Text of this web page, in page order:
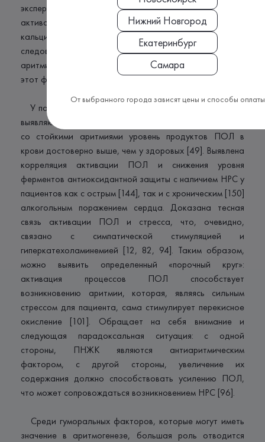
экспериментах убедительно доказывается роль
активации ПОЛ как фактора, нарушающего
кальциевый гомеостаз кардиомиоцита и,
следовательно, лежащего в основе реперфузионных
аритмий [176, 178, 280, 290, 294], то в других опытах
этот факт не подтверждается [192, 206, 236].
У пациентов с НРС без атеросклероза и ИБС также
выявляются повышенные показатели ПОЛ. Так у детей
со стойкими аритмиями уровень продуктов ПОЛ в
крови достоверно выше, чем у здоровых [49]. Выявлена
корреляция активации ПОЛ и снижения уровня
ферментов антиоксидантной защиты с наличием НРС у
пациентов как с острым [144], так и с хроническим [150]
алкогольным поражением сердца. Доказана тесная
связь активации ПОЛ и стресса, что, очевидно,
связано с симпатической стимуляцией и
гиперкатехоламинемией [12, 82, 94]. Таким образом,
можно выявить определенный «порочный круг»:
активация процессов ПОЛ способствует
возникновению аритмии, которая, являясь сильным
стрессом для пациента, сама стимулирует перекисное
окисление [101]. Обращает на себя внимание и
следующая парадоксальная ситуация: с одной
стороны, ПНЖК являются антиаритмическим
фактором, с другой стороны, увеличение их
содержания должно способствовать усилению ПОЛ,
что может сопровождаться возникновением НРС [96].
Среди гуморальных факторов, которые могут иметь
значение в аритмогенезе, большая роль отводится
Нижний Новгород
Екатеринбург
Самара
От выбранного города зависят цены и способы оплаты